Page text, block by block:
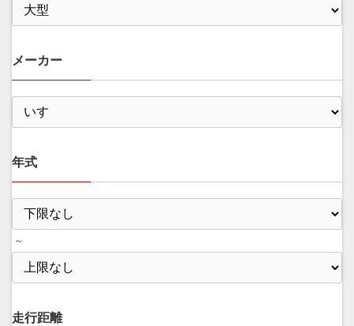
メーカー
年式
～
走行距離